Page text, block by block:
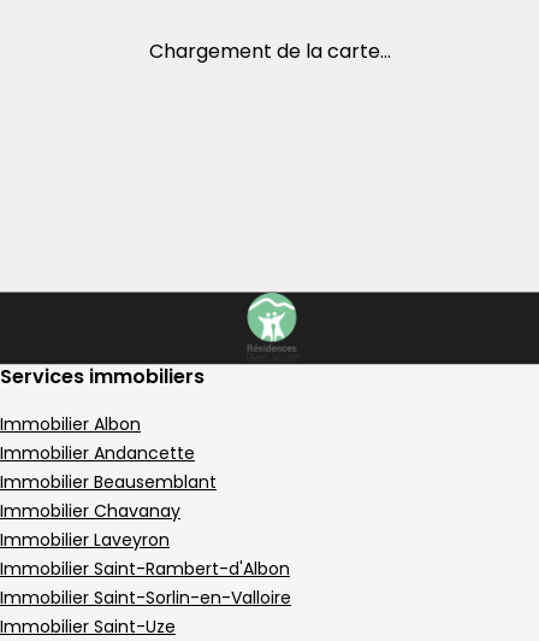
Chargement de la carte...
Services immobiliers
Immobilier Albon
Immobilier Andancette
Immobilier Beausemblant
Immobilier Chavanay
Immobilier Laveyron
Immobilier Saint-Rambert-d'Albon
Immobilier Saint-Sorlin-en-Valloire
Immobilier Saint-Uze